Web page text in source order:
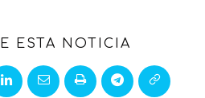
ESTA NOTICIA